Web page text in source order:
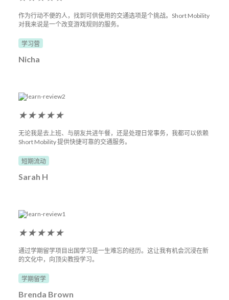
作为行动不便的人，找到可供使用的交通选项是个挑战。Short Mobility
对我来说是一个改变游戏规则的服务。
Nicha
学习营
无论我是去上班、与朋友共进午餐，还是处理日常事务，我都可以依赖
Short Mobility 提供快捷可靠的交通服务。
★ ★ ★ ★ ★
Sarah H
短期流动
通过学期留学项目出国学习是一生难忘的经历。这让我有机会沉浸在新
的文化中，向顶尖教授学习。
★ ★ ★ ★ ★
Brenda Brown
学期留学